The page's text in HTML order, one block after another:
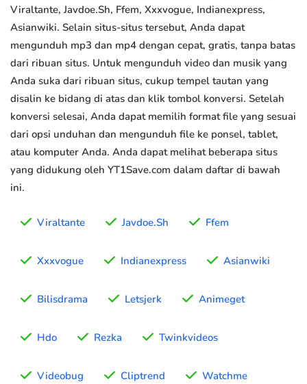
Viraltante, Javdoe.Sh, Ffem, Xxxvogue, Indianexpress,
Asianwiki. Selain situs-situs tersebut, Anda dapat
mengunduh mp3 dan mp4 dengan cepat, gratis, tanpa batas
dari ribuan situs. Untuk mengunduh video dan musik yang
Anda suka dari ribuan situs, cukup tempel tautan yang
disalin ke bidang di atas dan klik tombol konversi. Setelah
konversi selesai, Anda dapat memilih format file yang sesuai
dari opsi unduhan dan mengunduh file ke ponsel, tablet,
atau komputer Anda. Anda dapat melihat beberapa situs
yang didukung oleh YT1Save.com dalam daftar di bawah
ini.
Viraltante Javdoe.Sh Ffem
Xxxvogue Indianexpress Asianwiki
Bilisdrama Letsjerk Animeget
Hdo Rezka Twinkvideos
Videobug Cliptrend Watchme